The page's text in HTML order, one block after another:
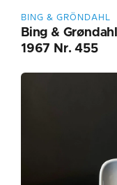
BING & GRÖNDAHL
Bing &
1967 Nr. 455